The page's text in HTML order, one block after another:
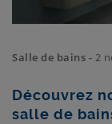
Salle de bains - 2
Découvrez
salle de